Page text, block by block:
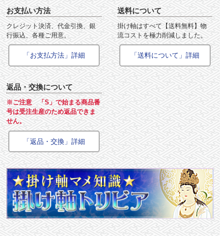
お支払い方法
クレジット決済、代金引換、銀
行振込、各種ご用意。
「お支払方法」詳細
送料について
掛け軸はすべて【送料無料】物
流コストを極力削減しました。
「送料について」詳細
返品・交換について
※ご注意 「S」で始まる商品番
号は受注生産のため返品できま
せん。
「返品・交換」詳細